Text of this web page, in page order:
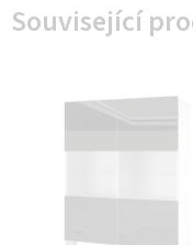
Související